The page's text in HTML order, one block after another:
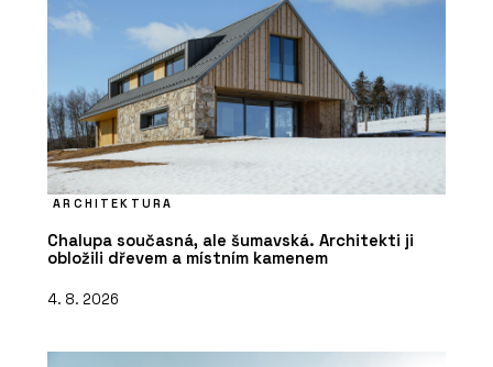
ARCHITEKTURA
Chalupa současná, ale šumavská. Architekti ji
obložili dřevem a místním kamenem
4. 8. 2026